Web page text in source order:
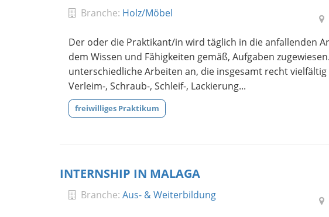
Branche: Holz/Möbel
Der oder die Praktikant/in wird täglich in die anfallenden
dem Wissen und Fähigkeiten gemäß, Aufgaben
unterschiedliche Arbeiten an, die insgesamt recht
Verleim-, Schraub-, Schleif-, Lackierung...
freiwilliges Praktikum
INTERNSHIP IN MALAGA
Branche: Aus- & Weiterbildung